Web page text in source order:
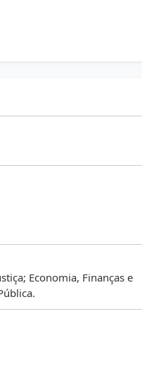
Economia, Finanças e